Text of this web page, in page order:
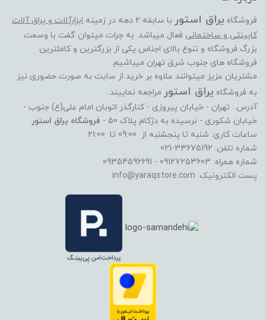
فروشگاه یراق استور با سابقه 2 دهه در زمینه
ابزارآلات و یراق آلات
کابینتی و ساختمانی فعال میباشد. به جرات میتوان گفت با وسعت
بزرگ فروشگاه و تنوع بالای اجناس یکی از بزرگترین و کاملترین
فروشگاه های جنوب شرق تهران میباشیم.
مشتریان عزیز میتوانند علاوه بر خرید از سایت به صورت حضوری نیز
به فروشگاه یراق استور مراجعه نماییند.
آدرس : تهران - خیابان پیروزی - کنارگذر اتوبان امام علی(ع) جنوب -
خیابان شکوری - نرسیده به دژکام پلاک 50 -
فروشگاه یراق استور
ساعات کاری: شنبه تا پنجشنبه از 09:00 تا 21:00
شماره تلفن: 33675192-021
شماره همراه: 09127253603 - 09354596691
پست الکترونیک: info@yaraqstore.com